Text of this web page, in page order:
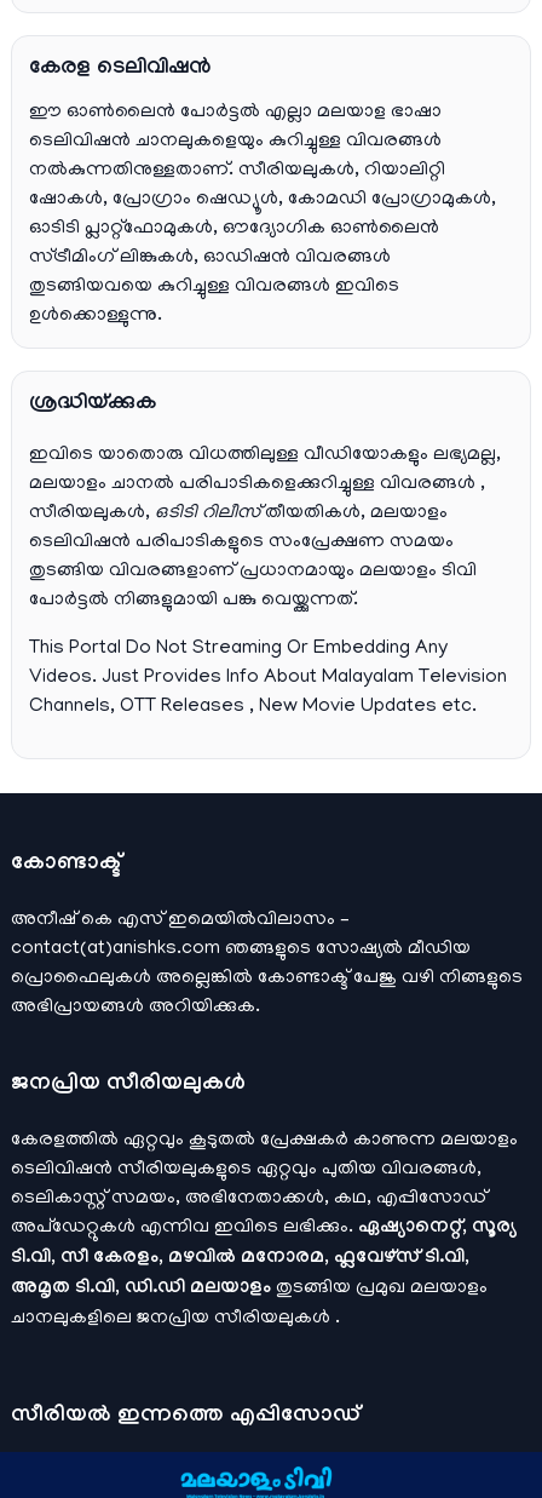
കേരള ടെലിവിഷൻ
ഈ ഓൺലൈൻ പോർട്ടൽ എല്ലാ മലയാള ഭാഷാ
ടെലിവിഷൻ ചാനലുകളെയും കുറിച്ചുള്ള വിവരങ്ങൾ
നൽകുന്നതിനുള്ളതാണ്. സീരിയലുകൾ, റിയാലിറ്റി
ഷോകൾ, പ്രോഗ്രാം ഷെഡ്യൂൾ, കോമഡി പ്രോഗ്രാമുകൾ,
ഓടിടി പ്ലാറ്റ്‌ഫോമുകൾ, ഔദ്യോഗിക ഓൺലൈൻ
സ്ട്രീമിംഗ് ലിങ്കുകൾ, ഓഡിഷൻ വിവരങ്ങൾ
തുടങ്ങിയവയെ കുറിച്ചുള്ള വിവരങ്ങൾ ഇവിടെ
ഉൾക്കൊള്ളുന്നു.
ശ്രദ്ധിയ്ക്കുക
ഇവിടെ യാതൊരു വിധത്തിലുള്ള വീഡിയോകളും ലഭ്യമല്ല,
മലയാളം ചാനല്‍ പരിപാടികളെക്കുറിച്ചുള്ള വിവരങ്ങള്‍ ,
സീരിയലുകള്‍, ഒടിടി റിലീസ്തീയതികള്‍, മലയാളം
ടെലിവിഷന്‍ പരിപാടികളുടെ സംപ്രേക്ഷണ സമയം
തുടങ്ങിയ വിവരങ്ങളാണ് പ്രധാനമായും മലയാളം ടിവി
പോര്‍ട്ടല്‍ നിങ്ങളുമായി പങ്കു വെയ്ക്കുന്നത്.
This Portal Do Not Streaming Or Embedding Any
Videos. Just Provides Info About Malayalam Television
Channels, OTT Releases , New Movie Updates etc.
കോണ്ടാക്ട്
അനീഷ്‌ കെ എസ് ഇമെയില്‍വിലാസം –
contact(at)anishks.com ഞങ്ങളുടെ സോഷ്യല്‍ മീഡിയ
പ്രൊഫൈലുകള്‍ അല്ലെങ്കില്‍ കോണ്ടാക്ട്പേജു വഴി നിങ്ങളുടെ
അഭിപ്രായങ്ങള്‍ അറിയിക്കുക.
ജനപ്രിയ സീരിയലുകള്‍
കേരളത്തിൽ ഏറ്റവും കൂടുതൽ പ്രേക്ഷകർ കാണുന്ന മലയാളം
ടെലിവിഷൻ സീരിയലുകളുടെ ഏറ്റവും പുതിയ വിവരങ്ങൾ,
ടെലികാസ്റ്റ് സമയം, അഭിനേതാക്കൾ, കഥ, എപ്പിസോഡ്
അപ്ഡേറ്റുകൾ എന്നിവ ഇവിടെ ലഭിക്കും. ഏഷ്യാനെറ്റ്, സൂര്യ
ടി.വി, സീ കേരളം, മഴവിൽ മനോരമ, ഫ്ലവേഴ്സ് ടി.വി,
അമൃത ടി.വി, ഡി.ഡി മലയാളം തുടങ്ങിയ പ്രമുഖ മലയാളം
ചാനലുകളിലെ ജനപ്രിയ സീരിയലുകൾ .
സീരിയല്‍ ഇന്നത്തെ എപ്പിസോഡ്
ചാനലുകളുടെ ഔദ്യോഗിക മൊബൈല്‍ ആപ്പുകള്‍ , ഒഫിഷ്യല്‍